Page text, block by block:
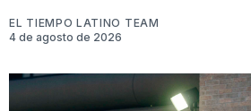
EL TIEMPO LATINO TEAM
4 de agosto de 2026